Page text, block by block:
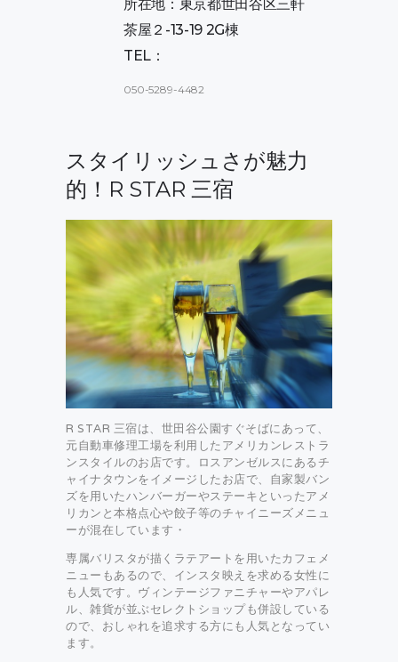
所在地：東京都世田谷区三軒
茶屋２-13-19 2G棟
TEL：
050-5289-4482
スタイリッシュさが魅力
的！R STAR 三宿
R STAR 三宿は、世田谷公園すぐそばにあって、
元自動車修理工場を利用したアメリカンレストラ
ンスタイルのお店です。ロスアンゼルスにあるチ
ャイナタウンをイメージしたお店で、自家製バン
ズを用いたハンバーガーやステーキといったアメ
リカンと本格点心や餃子等のチャイニーズメニュ
ーが混在しています・
専属バリスタが描くラテアートを用いたカフェメ
ニューもあるので、インスタ映えを求める女性に
も人気です。ヴィンテージファニチャーやアパレ
ル、雑貨が並ぶセレクトショップも併設している
ので、おしゃれを追求する方にも人気となってい
ます。